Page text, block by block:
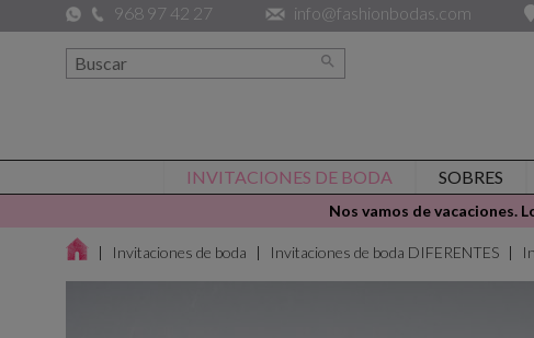
968 97 42 27 info@fashionbodas.com

INVITACIONES DE BODA SOBRES
Nos vamos de vacaciones.
Invitaciones de boda Invitaciones de boda DIFERENTES